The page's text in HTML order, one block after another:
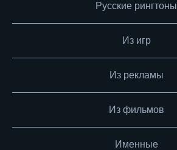
Русские рингтоны
Из игр
Из рекламы
Из фильмов
Именные